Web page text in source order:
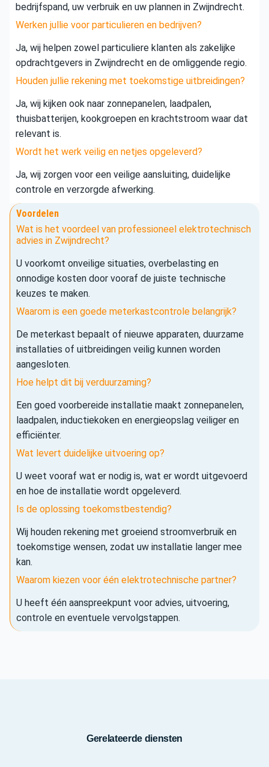
bedrijfspand, uw verbruik en uw plannen in Zwijndrecht.
Werken jullie voor particulieren en bedrijven?
Ja, wij helpen zowel particuliere klanten als zakelijke
opdrachtgevers in Zwijndrecht en de omliggende regio.
Houden jullie rekening met toekomstige uitbreidingen?
Ja, wij kijken ook naar zonnepanelen, laadpalen,
thuisbatterijen, kookgroepen en krachtstroom waar dat
relevant is.
Wordt het werk veilig en netjes opgeleverd?
Ja, wij zorgen voor een veilige aansluiting, duidelijke
controle en verzorgde afwerking.
Voordelen
Wat is het voordeel van professioneel elektrotechnisch
advies in Zwijndrecht?
U voorkomt onveilige situaties, overbelasting en
onnodige kosten door vooraf de juiste technische
keuzes te maken.
Waarom is een goede meterkastcontrole belangrijk?
De meterkast bepaalt of nieuwe apparaten, duurzame
installaties of uitbreidingen veilig kunnen worden
aangesloten.
Hoe helpt dit bij verduurzaming?
Een goed voorbereide installatie maakt zonnepanelen,
laadpalen, inductiekoken en energieopslag veiliger en
efficiënter.
Wat levert duidelijke uitvoering op?
U weet vooraf wat er nodig is, wat er wordt uitgevoerd
en hoe de installatie wordt opgeleverd.
Is de oplossing toekomstbestendig?
Wij houden rekening met groeiend stroomverbruik en
toekomstige wensen, zodat uw installatie langer mee
kan.
Waarom kiezen voor één elektrotechnische partner?
U heeft één aanspreekpunt voor advies, uitvoering,
controle en eventuele vervolgstappen.
Gerelateerde diensten